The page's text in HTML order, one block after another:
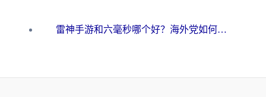
雷神手游和六毫秒哪个好？海外党如何真正解锁国内资源